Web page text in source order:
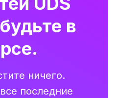
в
ничего.
последние